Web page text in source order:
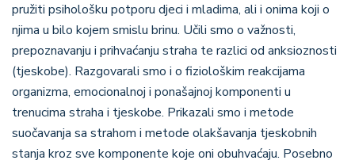
pružiti psihološku potporu djeci i mladima, ali i onima koji o
njima u bilo kojem smislu brinu. Učili smo o važnosti,
prepoznavanju i prihvaćanju straha te razlici od anksioznosti
(tjeskobe). Razgovarali smo i o fiziološkim reakcijama
organizma, emocionalnoj i ponašajnoj komponenti u
trenucima straha i tjeskobe. Prikazali smo i metode
suočavanja sa strahom i metode olakšavanja tjeskobnih
stanja kroz sve komponente koje oni obuhvaćaju. Posebno